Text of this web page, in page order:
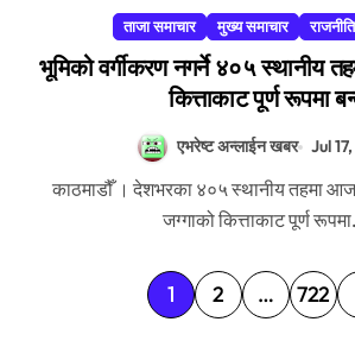
ताजा समाचार मुख्य समाचार राजनीति
भूमिको वर्गीकरण नगर्ने ४०५ स्थानीय
कित्ताकाट पूर्ण रूपमा
एभरेष्ट अन्लाईन खबर Jul
काठमाडौँ । देशभरका ४०५ स्थानीय तहमा आज (साउन १ गते) देखि
जग्गाको कित्ताकाट पूर्ण
P
o
1 2 … 722